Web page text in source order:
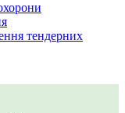
тендерних